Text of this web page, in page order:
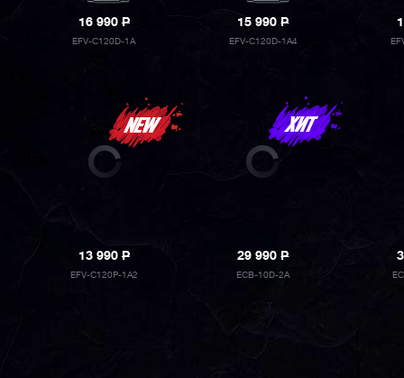
16 990P
EFV-C120D-1A
15 990P
EFV-C120D-1A4
13 990P
EFV-C120P-1A2
29 990P
ECB-10D-2A